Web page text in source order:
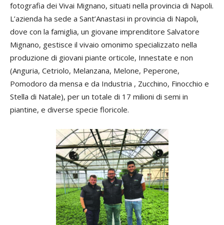
fotografia dei Vivai Mignano, situati nella provincia di Napoli.
L’azienda ha sede a Sant’Anastasi in provincia di Napoli,
dove con la famiglia, un giovane imprenditore Salvatore
Mignano, gestisce il vivaio omonimo specializzato nella
produzione di giovani piante orticole, Innestate e non
(Anguria, Cetriolo, Melanzana, Melone, Peperone,
Pomodoro da mensa e da Industria , Zucchino, Finocchio e
Stella di Natale), per un totale di 17 milioni di semi in
piantine, e diverse specie floricole.